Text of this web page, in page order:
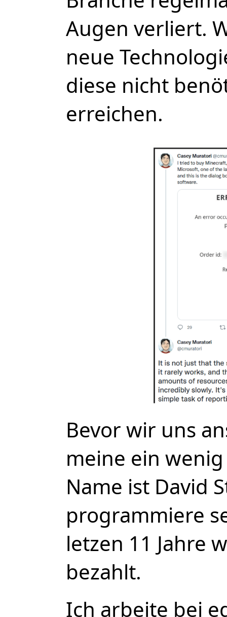
Augen verliert.
neue
diese nicht
erreichen.
Bevor wir uns
meine ein
Name ist David
programmiere
letzen 11 Jahre
bezahlt.
Ich arbeite bei